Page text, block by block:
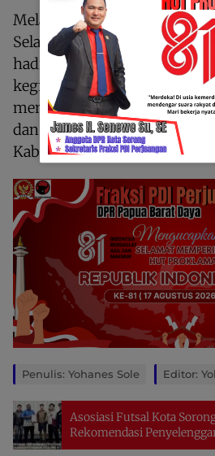
Melalui kegiatan Bhakti
Selatan menegaskan
hadir di tengah masyarakat
kegiatan sosial yang
memperkuat nilai-nilai
dan kerukunan antarumat
Kabupaten Sorong Selatan.
Penulis: Yohanes Sole Editor:
Asosiasi Futsal Kota
Rekomendasi
IPPM-NTT CUP VII